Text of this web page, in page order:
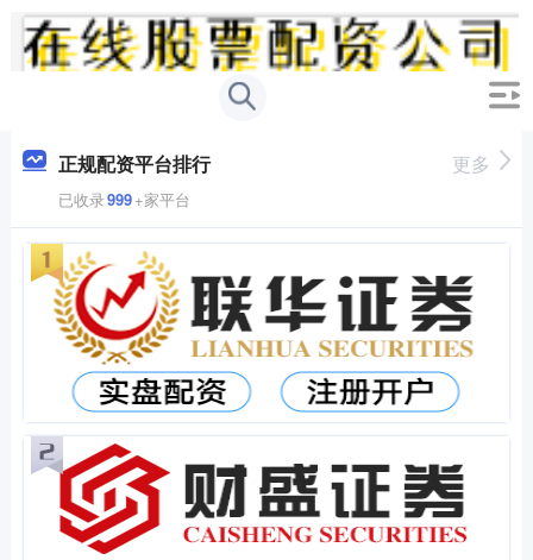
正规配资平台排行
已收录999+家平台
更多